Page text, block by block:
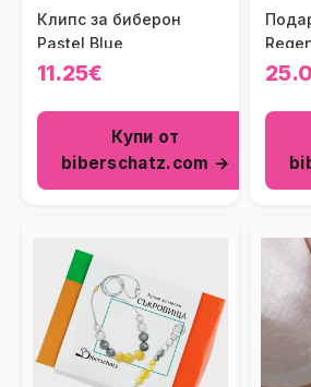
Клипс за биберон
Pastel Blue
11.25€
Купи от
biberschatz.com →